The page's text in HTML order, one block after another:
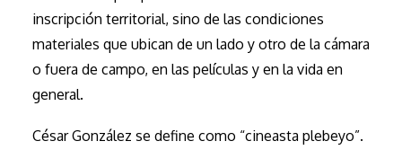
inscripción territorial, sino de las condiciones
materiales que ubican de un lado y otro de la cámara
o fuera de campo, en las películas y en la vida en
general.
César González se define como “cineasta plebeyo”.